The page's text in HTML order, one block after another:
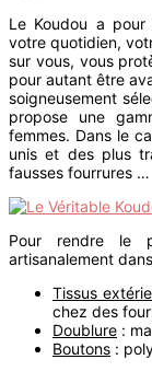
Le Koudou a pour
votre quotidien,
sur vous, vous
pour autant être
soigneusement
propose une
femmes. Dans le
unis et des plus
fausses fourrures …
Pour rendre le
artisanalement
Tissus
chez des
Doublure :
Boutons :